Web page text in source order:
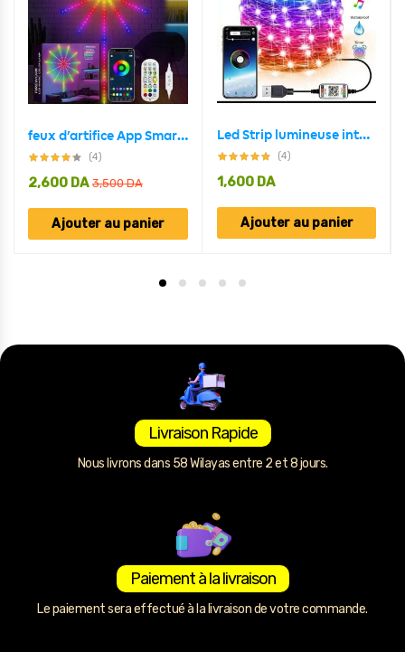
feux d’artifice App Smart Control IC Led RGB Light décoration de la maison
(4)
3,500DA
2,600 DA
Ajouter au panier
Led Strip lumineuse intelligente 5M USB Bluetooth pour décoration
(4)
1,600 DA
Ajouter au panier
Livraison Rapide
Nous livrons dans 58 Wilayas entre 2 et 8 jours.
Paiement à la livraison
Le paiement sera effectué à la livraison de votre commande.